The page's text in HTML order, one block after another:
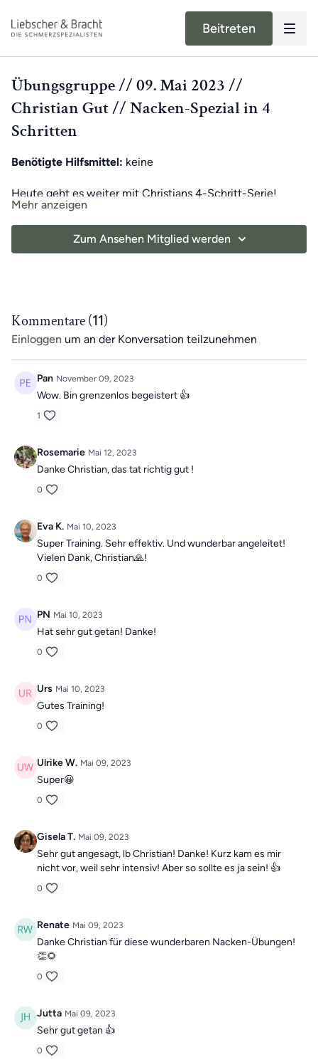
Beitreten
Übungsgruppe // 09. Mai 2023 //
Christian Gut // Nacken-Spezial in 4
Schritten
Benötigte Hilfsmittel: keine
Heute geht es weiter mit Christians 4-Schritt-Serie!
Heute dehnt ihr zusammen den Nacken.
Nur in sehr seltenen Fällen können Nackenschmerzen mit
Gutes.
Mehr anzeigen
Zum Ansehen Mitglied werden
Kommentare (11)
Einloggen um an der Konversation teilzunehmen
Pan November 09, 2023
Wow. Bin grenzenlos begeistert 👍
1
Rosemarie Mai 12, 2023
Danke Christian, das tat richtig gut !
0
Eva K. Mai 10, 2023
Super Training. Sehr effektiv. Und wunderbar angeleitet!
Vielen Dank, Christian🙏!
0
PN Mai 10, 2023
Hat sehr gut getan! Danke!
0
Urs Mai 10, 2023
Gutes Training!
0
Ulrike W. Mai 09, 2023
Super😀
0
Gisela T. Mai 09, 2023
Sehr gut angesagt, lb Christian! Danke! Kurz kam es mir
nicht vor, weil sehr intensiv! Aber so sollte es ja sein! 👍
0
Renate Mai 09, 2023
Danke Christian für diese wunderbaren Nacken-Übungen!
👏🌻
0
Jutta Mai 09, 2023
Sehr gut getan 👍
0